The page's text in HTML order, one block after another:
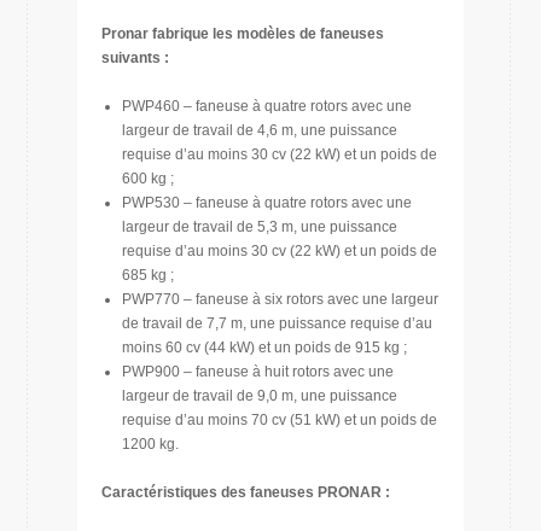
Pronar fabrique les modèles de faneuses
suivants :
PWP460 – faneuse à quatre rotors avec une
largeur de travail de 4,6 m, une puissance
requise d’au moins 30 cv (22 kW) et un poids de
600 kg ;
PWP530 – faneuse à quatre rotors avec une
largeur de travail de 5,3 m, une puissance
requise d’au moins 30 cv (22 kW) et un poids de
685 kg ;
PWP770 – faneuse à six rotors avec une largeur
de travail de 7,7 m, une puissance requise d’au
moins 60 cv (44 kW) et un poids de 915 kg ;
PWP900 – faneuse à huit rotors avec une
largeur de travail de 9,0 m, une puissance
requise d’au moins 70 cv (51 kW) et un poids de
1200 kg.
Caractéristiques des faneuses PRONAR :